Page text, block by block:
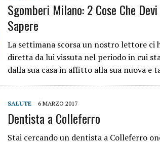
Sgomberi Milano: 2 Cose Che
Sapere
La settimana scorsa un nostro lettore ci
diretta da lui vissuta nel periodo in cui
dalla sua casa in affitto alla sua nuova e
SALUTE 6 MARZO 2017
Dentista a Colleferro
Stai cercando un dentista a Colleferro